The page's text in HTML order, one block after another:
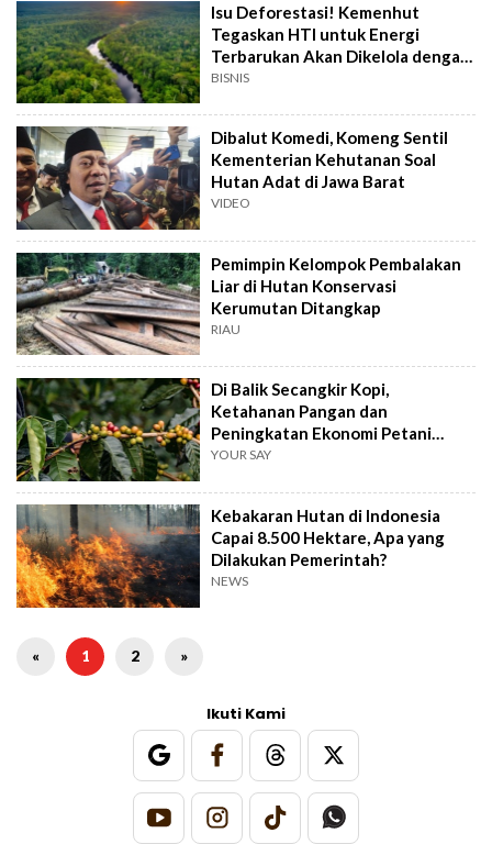
Isu Deforestasi! Kemenhut
Tegaskan HTI untuk Energi
Terbarukan Akan Dikelola dengan
Aturan Ketat
BISNIS
Dibalut Komedi, Komeng Sentil
Kementerian Kehutanan Soal
Hutan Adat di Jawa Barat
VIDEO
Pemimpin Kelompok Pembalakan
Liar di Hutan Konservasi
Kerumutan Ditangkap
RIAU
Di Balik Secangkir Kopi,
Ketahanan Pangan dan
Peningkatan Ekonomi Petani
Lokal Jadi Sorotan
YOUR SAY
Kebakaran Hutan di Indonesia
Capai 8.500 Hektare, Apa yang
Dilakukan Pemerintah?
NEWS
« 1 2 »
Ikuti Kami